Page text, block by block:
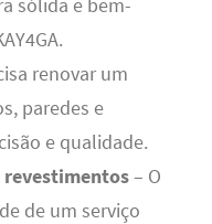
sólida e bem-
renovar um
paredes e
e qualidade.
revestimentos– O
de um serviço